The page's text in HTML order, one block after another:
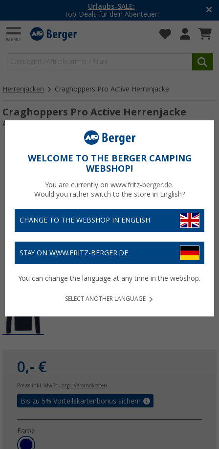
Urlaubs-SALE:
Top-Deals für dein Abenteuer!
Herrenjacken Craghoppers Pro Active Herrenjacke
Craghoppers Pro Active Herrenjacke
Art.-Nr.: 297962XXL
0,- €
Preise inkl. MwSt., zzgl. Versandkosten
Bis zu 5% Vorteilskartenbonus sichern
Farbe
WELCOME TO THE BERGER CAMPING
WEBSHOP!
You are currently on www.fritz-berger.de.
Would you rather switch to the store in English?
CHANGE TO THE WEBSHOP IN ENGLISH
STAY ON WWW.FRITZ-BERGER.DE
You can change the language at any time in the webshop.
SELECT ANOTHER LANGUAGE